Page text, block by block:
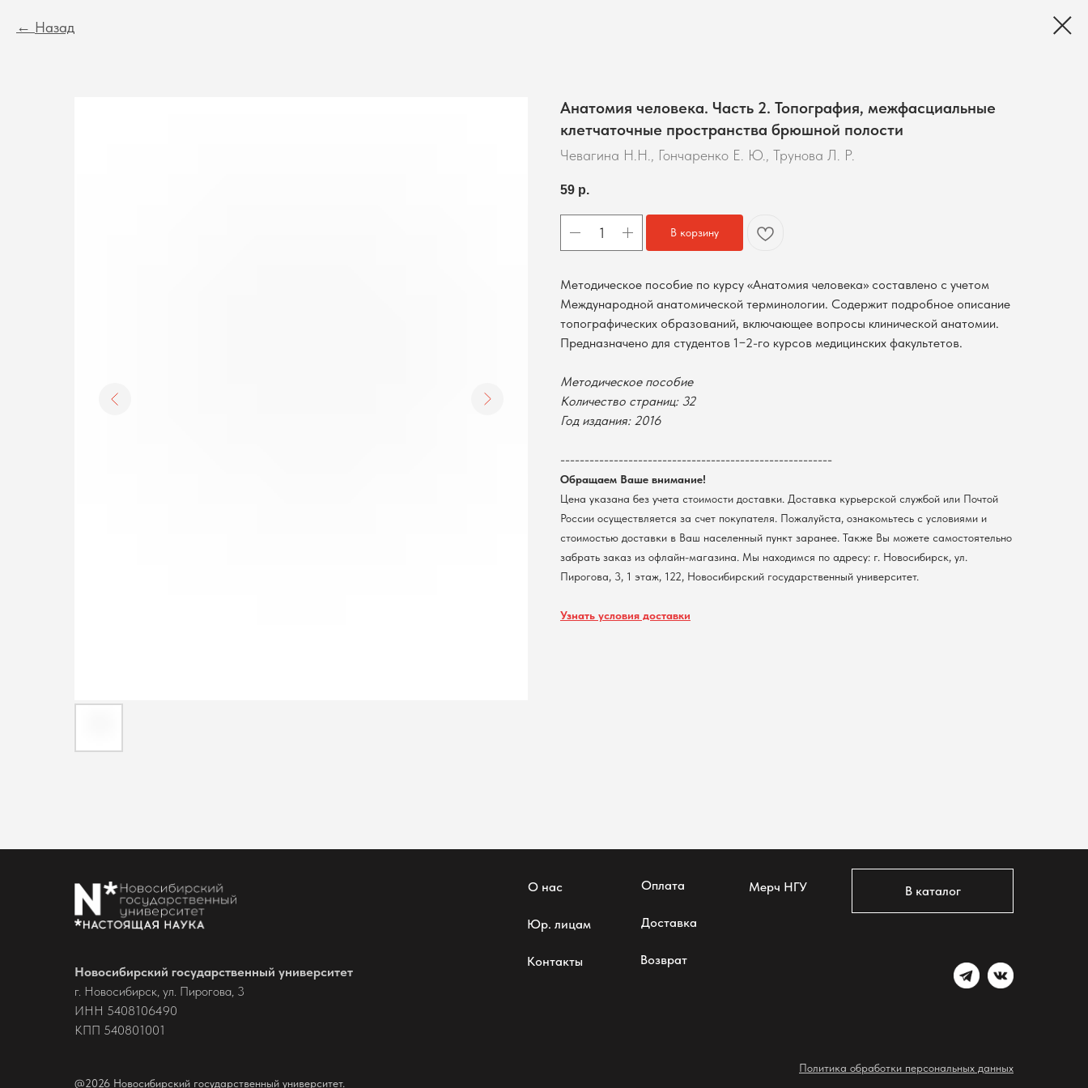
Назад
Анатомия человека. Часть 2. Топография, межфасциальные
клетчаточные пространства брюшной полости
Чевагина Н.Н., Гончаренко Е. Ю., Трунова Л. Р.
59 р.
В корзину
Методическое пособие по курсу «Анатомия человека» составлено с учетом
Международной анатомической терминологии. Содержит подробное описание
топографических образований, включающее вопросы клинической анатомии.
Предназначено для студентов 1−2-го курсов медицинских факультетов.
Методическое пособие
Количество страниц: 32
Год издания: 2016
--------------------------------------------------------
Обращаем Ваше внимание!
Цена указана без учета стоимости доставки. Доставка курьерской службой или Почтой
России осуществляется за счет покупателя. Пожалуйста, ознакомьтесь с условиями и
стоимостью доставки в Ваш населенный пункт заранее. Также Вы можете самостоятельно
забрать заказ из офлайн-магазина. Мы находимся по адресу: г. Новосибирск, ул.
Пирогова, 3, 1 этаж, 122, Новосибирский государственный университет.
Узнать условия доставки
В каталог
О нас
Юр. лицам
Оплата
Доставка
Возврат
Контакты
Мерч НГУ
@2026 Новосибирский государственный университет.
Политика обработки персональных данных
Новосибирский государственный университет
г. Новосибирск, ул. Пирогова, 3
ИНН 5408106490
КПП 540801001